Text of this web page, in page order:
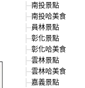
南投景點
南投哈美食
員林景點
彰化景點
彰化哈美食
雲林景點
雲林哈美食
嘉義景點